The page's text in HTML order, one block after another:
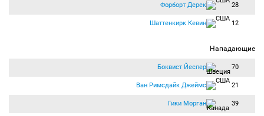
Форборт Дерек 28
Шаттенкирк Кевин 12
Нападающие
Боквист Йеспер 70
Ван Римсдайк Джеймс 21
Гики Морган 39